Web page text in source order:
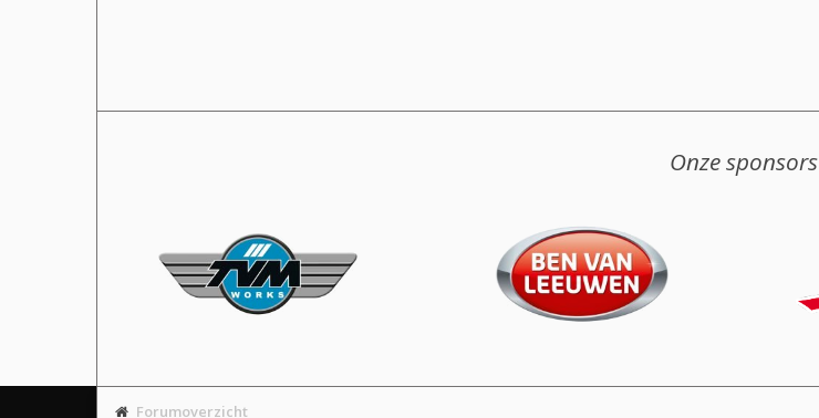
Onze sponsors
Forumoverzicht